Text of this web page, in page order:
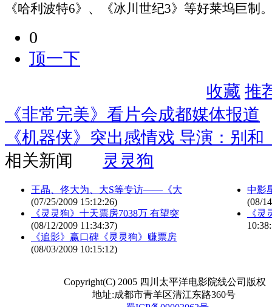
《哈利波特6》、《冰川世纪3》等好莱坞巨制
0
顶一下
收藏 推
《非常完美》看片会成都媒体报道
《机器侠》突出感情戏 导演：别和
相关新闻
灵灵狗
王晶、佟大为、大S等专访——《大
(07/25/2009 15:12:26)
《灵灵狗》十天票房7038万 有望突
(08/12/2009 11:34:37)
《追影》赢口碑《灵灵狗》赚票房
(08/03/2009 10:15:12)
中影
(08/
《
Copyright(C) 2005 四川太平洋电影院线公司版权
地址:成都市青羊区清江东路360号